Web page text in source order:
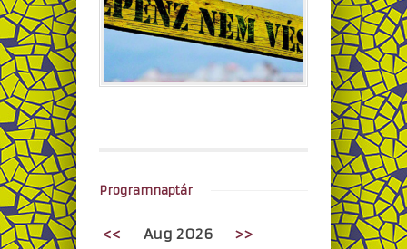
Programnaptár
<< Aug 2026 >>